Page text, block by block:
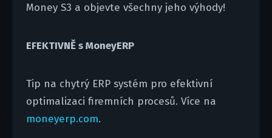
Money S3 a objevte všechny jeho výhody!
EFEKTIVNĚ s MoneyERP
Tip na chytrý ERP systém pro efektivní
optimalizaci firemních procesů. Více na
moneyerp.com.